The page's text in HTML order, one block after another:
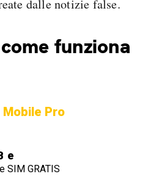
dalle notizie false.
funziona
Mobile Pro
e
SIM GRATIS